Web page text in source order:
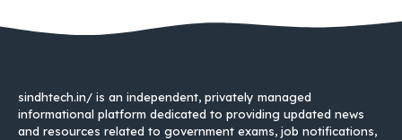
sindhtech.in/ is an independent, privately managed
informational platform dedicated to providing updated news
and resources related to government exams, job notifications,